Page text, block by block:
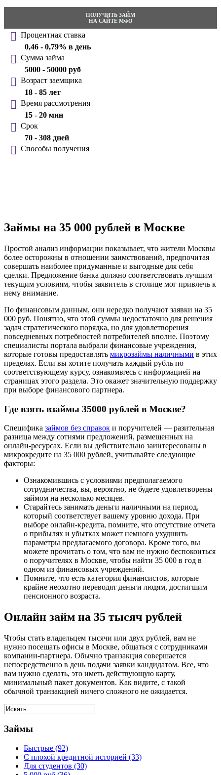
ПОЛУЧИТЬ ЗАЙМ
НА САЙТЕ МФО
Процентная ставка
0,46 - 0,79% в день
Сумма займа
5000 - 50000 руб
Возраст заемщика
18 - 85 лет
Время рассмотрения
15 - 20 мин
Срок
70 - 308 дней
Способы получения
Займы на 35 000 рублей в Москве
Простой анализ информации показывает, что жители Москвы
более осторожны в отношении заимствований, предпочитая
совершать наиболее придуманные и выгодные для себя
сделки. Предложение банка должно соответствовать лучшим
текущим условиям, чтобы заявитель в столице мог привлечь к
нему внимание.
По финансовым данным, они нередко получают заявки на 35
000 руб. Понятно, что этой суммы недостаточно для решения
задач стратегического порядка, но для удовлетворения
повседневных потребностей потребителей вполне. Поэтому
специалисты портала выбрали финансовые учреждения,
которые готовы предоставлять микрозаймы наличными в этих
пределах. Если вы хотите получать каждый рубль по
соответствующему курсу, ознакомьтесь с информацией на
страницах этого раздела. Это окажет значительную поддержку
при выборе финансового партнера.
Где взять взаймы 35000 рублей в Москве?
Специфика займов без справок и поручителей — разительная
разница между сотнями предложений, размещенных на
онлайн-ресурсах. Если вы действительно заинтересованы в
микрокредите на 35 000 рублей, учитывайте следующие
факторы:
Ознакомившись с условиями предполагаемого
сотрудничества, вы, вероятно, не будете удовлетворены
займом на несколько месяцев.
Старайтесь занимать деньги наличными на период,
который соответствует вашему уровню дохода. При
выборе онлайн-кредита, помните, что отсутствие отчета
о прибылях и убытках может немного ухудшить
параметры предлагаемого договора. Кроме того, вы
можете прочитать о том, что вам не нужно беспокоиться
о поручителях в Москве, чтобы найти 35 000 в год в
одном из финансовых учреждений.
Помните, что есть категория финансистов, которые
крайне неохотно переводят деньги людям, достигшим
пенсионного возраста.
Онлайн займ на 35 тысяч рублей
Чтобы стать владельцем тысячи или двух рублей, вам не
нужно посещать офисы в Москве, общаться с сотрудниками
компании-партнера. Обычно транзакция совершается
непосредственно в день подачи заявки кандидатом. Все, что
вам нужно сделать, это иметь действующую карту,
минимальный пакет документов. Как видите, с такой
обычной транзакцией ничего сложного не ожидается.
Займы
Быстрые (92)
С плохой кредитной историей (33)
Для студентов (30)